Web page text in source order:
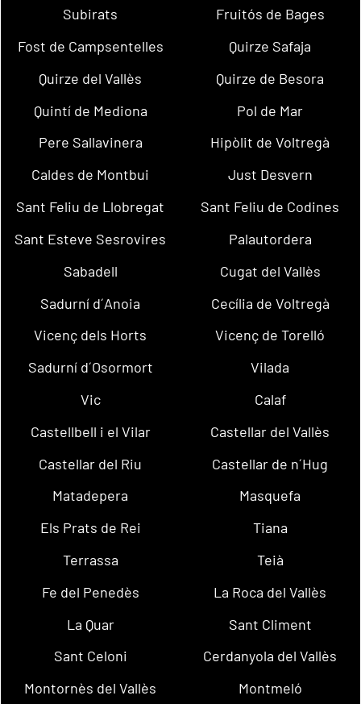
Subirats
Fruitós de Bages
Fost de Campsentelles
Quirze Safaja
Quirze del Vallès
Quirze de Besora
Quintí de Mediona
Pol de Mar
Pere Sallavinera
Hipòlit de Voltregà
Caldes de Montbui
Just Desvern
Sant Feliu de Llobregat
Sant Feliu de Codines
Sant Esteve Sesrovires
Palautordera
Sabadell
Cugat del Vallès
Sadurní d´Anoia
Cecília de Voltregà
Vicenç dels Horts
Vicenç de Torelló
Sadurní d´Osormort
Vilada
Vic
Calaf
Castellbell i el Vilar
Castellar del Vallès
Castellar del Riu
Castellar de n´Hug
Matadepera
Masquefa
Els Prats de Rei
Tiana
Terrassa
Teià
Fe del Penedès
La Roca del Vallès
La Quar
Sant Climent
Sant Celoni
Cerdanyola del Vallès
Montornès del Vallès
Montmeló